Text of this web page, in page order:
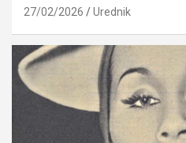
27/02/2026 Urednik